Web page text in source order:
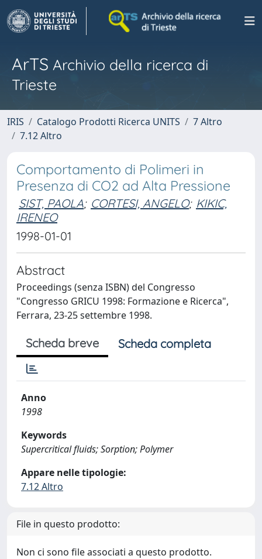
ArTS Archivio della ricerca di
Trieste
IRIS Catalogo Prodotti Ricerca UNITS
7 Altro
7.12 Altro
Comportamento di Polimeri in
Presenza di CO2 ad Alta Pressione
SIST, PAOLA; CORTESI, ANGELO; KIKIC,
IRENEO
1998-01-01
Abstract
Proceedings (senza ISBN) del Congresso
"Congresso GRICU 1998: Formazione e Ricerca",
Ferrara, 23-25 settembre 1998.
Scheda breve Scheda completa
Anno
1998
Keywords
Supercritical fluids; Sorption; Polymer
Appare nelle tipologie:
7.12 Altro
File in questo prodotto:
Non ci sono file associati a questo prodotto.